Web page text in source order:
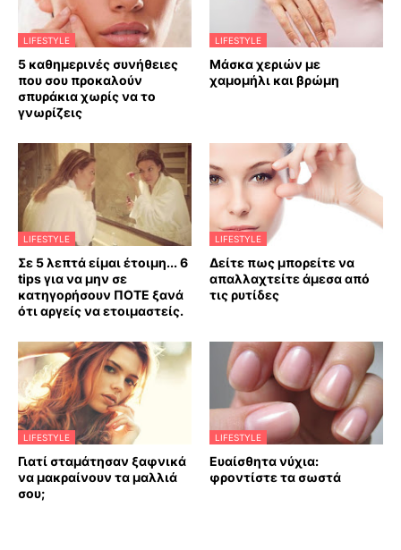
LIFESTYLE
5 καθημερινές συνήθειες
που σου προκαλούν
σπυράκια χωρίς να το
γνωρίζεις
LIFESTYLE
Mάσκα χεριών με
χαμομήλι και βρώμη
LIFESTYLE
Σε 5 λεπτά είμαι έτοιμη... 6
tips για να μην σε
κατηγορήσουν ΠΟΤΕ ξανά
ότι αργείς να ετοιμαστείς.
LIFESTYLE
Δείτε πως μπορείτε να
απαλλαχτείτε άμεσα από
τις ρυτίδες
LIFESTYLE
Γιατί σταμάτησαν ξαφνικά
να μακραίνουν τα μαλλιά
σου;
LIFESTYLE
Ευαίσθητα νύχια:
φροντίστε τα σωστά